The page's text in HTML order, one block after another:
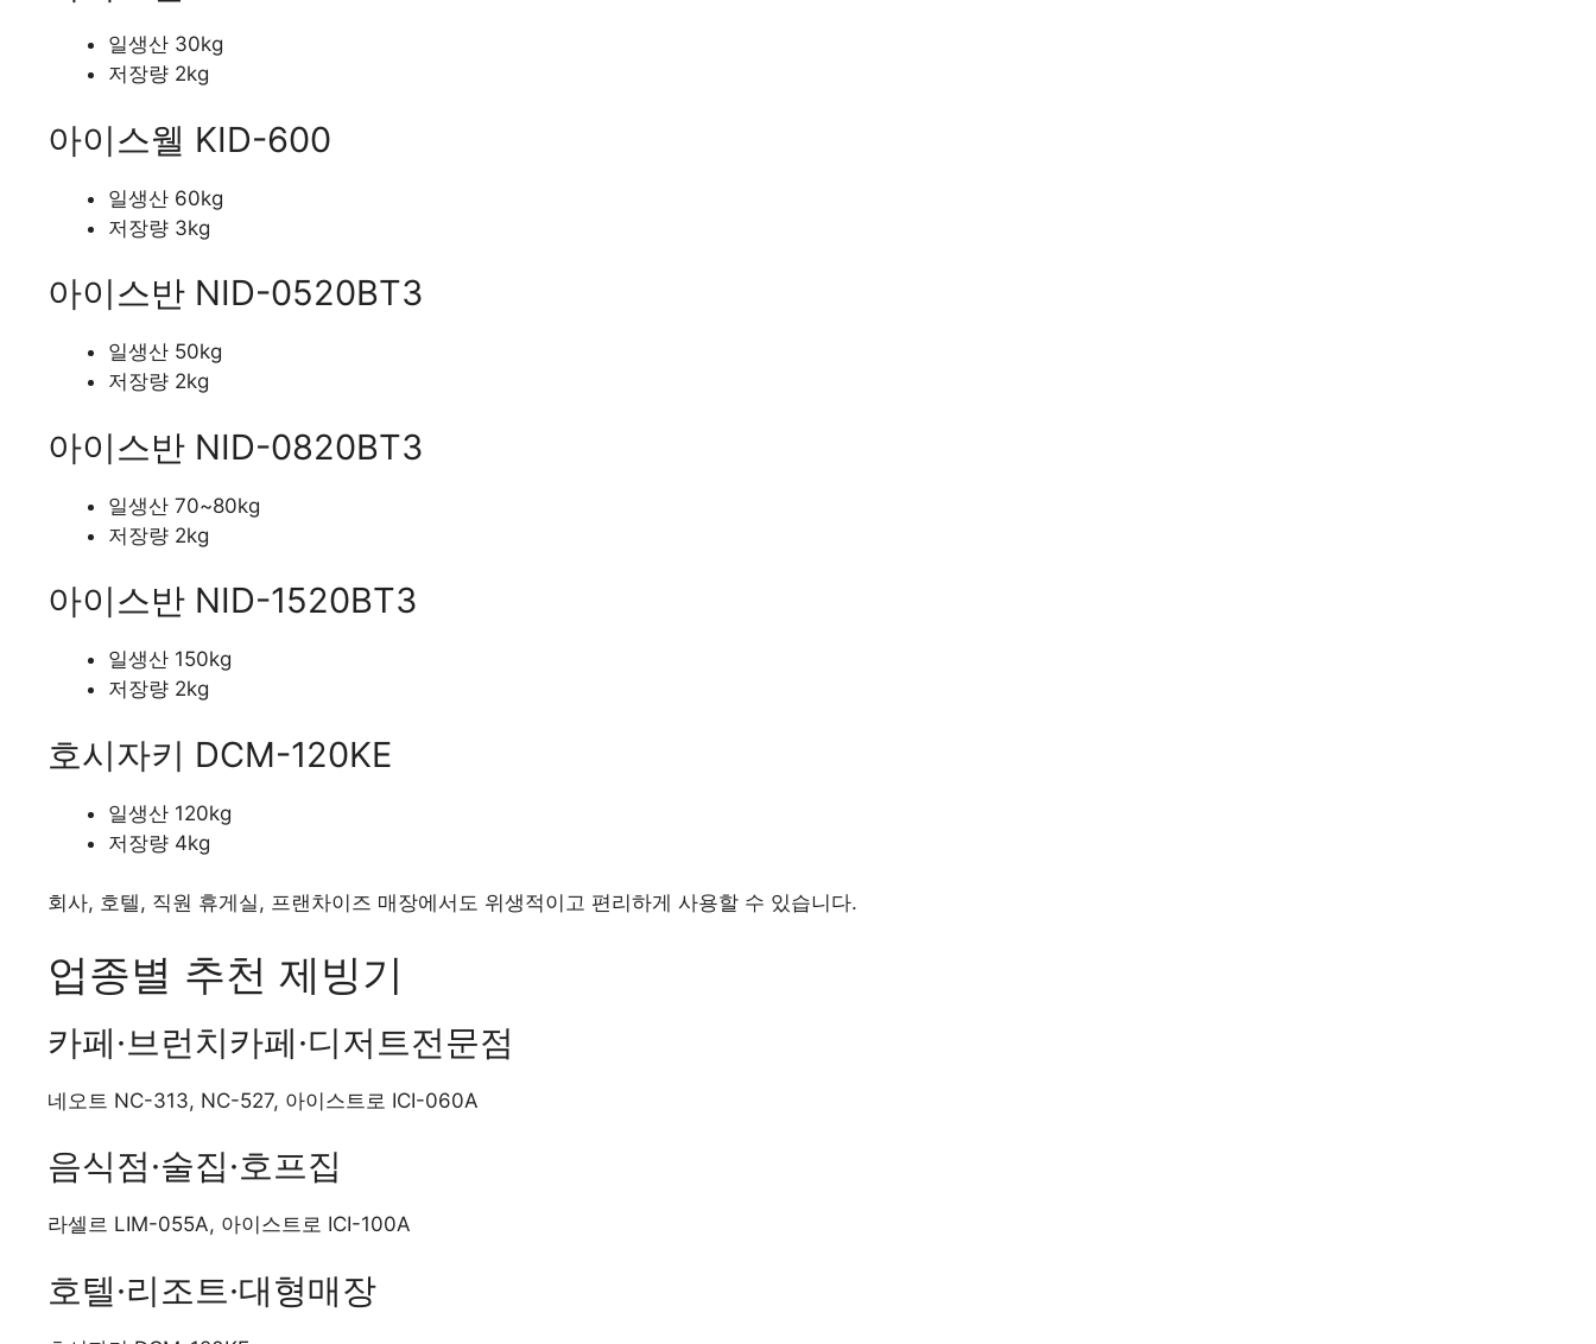
일생산 30kg
저장량 2kg
아이스웰 KID-600
일생산 60kg
저장량 3kg
아이스반 NID-0520BT3
일생산 50kg
저장량 2kg
아이스반 NID-0820BT3
일생산 70~80kg
저장량 2kg
아이스반 NID-1520BT3
일생산 150kg
저장량 2kg
호시자키 DCM-120KE
일생산 120kg
저장량 4kg
회사, 호텔, 직원 휴게실, 프랜차이즈 매장에서도 위생적이고 편리하게 사용할 수 있습니다.
업종별 추천 제빙기
카페·브런치카페·디저트전문점
네오트 NC-313, NC-527, 아이스트로 ICI-060A
음식점·술집·호프집
라셀르 LIM-055A, 아이스트로 ICI-100A
호텔·리조트·대형매장